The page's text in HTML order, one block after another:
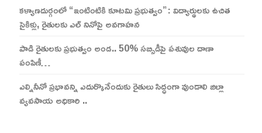
కళ్యాణదుర్గంలో “ఇంటింటికి కూటమి ప్రభుత్వం”: విద్యార్థులకు ఉచిత
సైకిళ్లు, రైతులకు ఎల్ నినోపై అవగాహన
పాడి రైతులకు ప్రభుత్వం అండ.. 50% సబ్సిడీపై పశువుల దాణా
పంపిణీ…
ఎల్నినీనో ప్రభావన్ని ఎదుర్కొనేందుకు రైతులు సిద్ధంగా వుండాలి జిల్లా
వ్యవసాయ అధికారి ..